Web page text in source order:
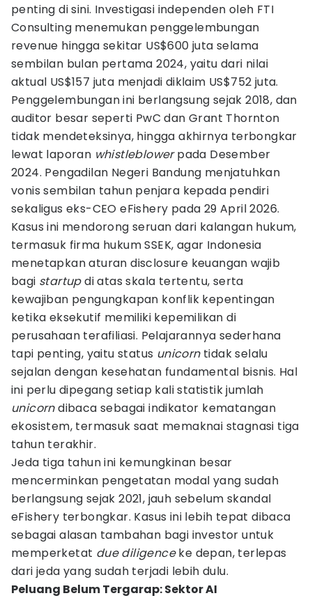
penting di sini. Investigasi independen oleh FTI
Consulting menemukan penggelembungan
revenue hingga sekitar US$600 juta selama
sembilan bulan pertama 2024, yaitu dari nilai
aktual US$157 juta menjadi diklaim US$752 juta.
Penggelembungan ini berlangsung sejak 2018, dan
auditor besar seperti PwC dan Grant Thornton
tidak mendeteksinya, hingga akhirnya terbongkar
lewat laporan whistleblowerpada Desember
2024. Pengadilan Negeri Bandung menjatuhkan
vonis sembilan tahun penjara kepada pendiri
sekaligus eks-CEO eFishery pada 29 April 2026.
Kasus ini mendorong seruan dari kalangan hukum,
termasuk firma hukum SSEK, agar Indonesia
menetapkan aturan disclosure keuangan wajib
bagi startupdi atas skala tertentu, serta
kewajiban pengungkapan konflik kepentingan
ketika eksekutif memiliki kepemilikan di
perusahaan terafiliasi. Pelajarannya sederhana
tapi penting, yaitu status unicorn tidak selalu
sejalan dengan kesehatan fundamental bisnis. Hal
ini perlu dipegang setiap kali statistik jumlah
unicorndibaca sebagai indikator kematangan
ekosistem, termasuk saat memaknai stagnasi tiga
tahun terakhir.
Jeda tiga tahun ini kemungkinan besar
mencerminkan pengetatan modal yang sudah
berlangsung sejak 2021, jauh sebelum skandal
eFishery terbongkar. Kasus ini lebih tepat dibaca
sebagai alasan tambahan bagi investor untuk
memperketat due diligenceke depan, terlepas
dari jeda yang sudah terjadi lebih dulu.
Peluang Belum Tergarap: Sektor AI